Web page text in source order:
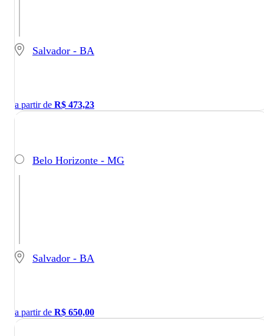
Salvador - BA
a partir de R$ 473,23
Belo Horizonte - MG
Salvador - BA
a partir de R$ 650,00